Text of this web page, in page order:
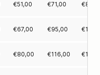
€51,00 €71,00 €
€67,00 €95,00 €
€80,00 €116,00 €